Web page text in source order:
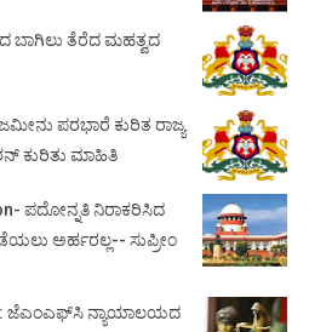
ಬಾಗಿಲು ತೆರೆದ ಮಹತ್ವದ
ಪರಭಾರೆ ಕುರಿತ ರಾಜ್ಯ
ಕುರಿತು ಮಾಹಿತಿ
ಪದೋನ್ನತಿ ನಿರಾಕರಿಸಿದ
ಅರ್ಹರಲ್ಲ-- ಸುಪ್ರೀಂ
ಜೆಎಂಎಫ್‌ಸಿ ನ್ಯಾಯಾಲಯದ